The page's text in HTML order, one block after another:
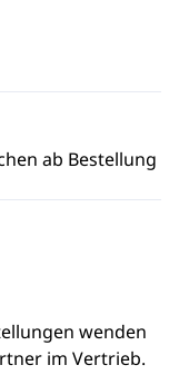
ab Bestellung
wenden
im Vertrieb.